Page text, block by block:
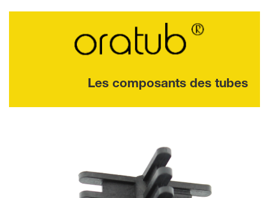
Les composants des tubes